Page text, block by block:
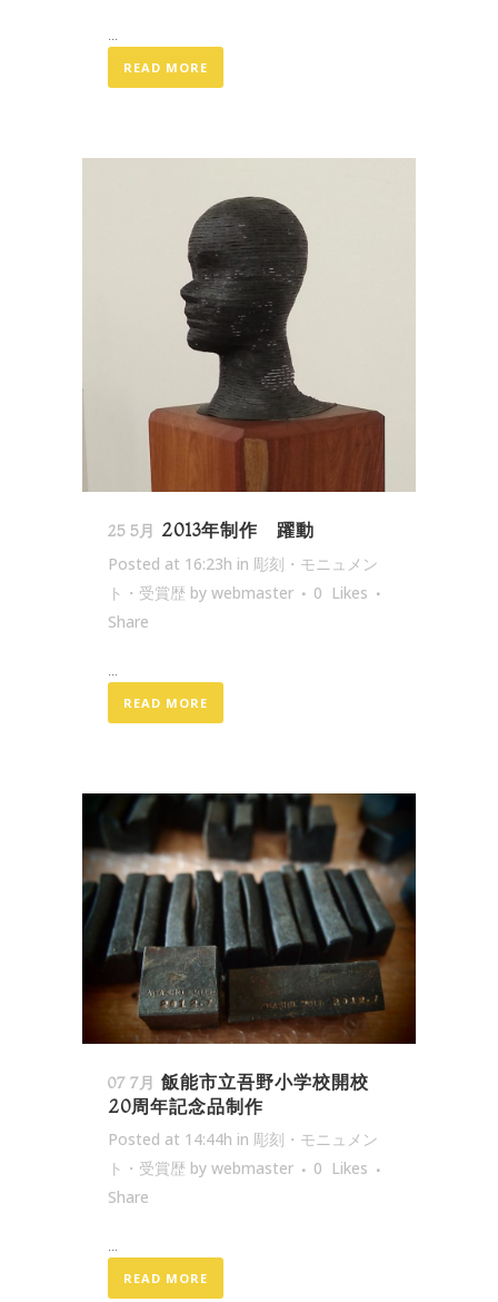
...
READ MORE
25 5月 2013年制作 躍動
Posted at 16:23h in 彫刻・モニュメン
ト・受賞歴 by webmaster 0 Likes
Share
READ MORE
07 7月 飯能市立吾野小学校開校
20周年記念品制作
Posted at 14:44h in 彫刻・モニュメン
ト・受賞歴 by webmaster 0 Likes
Share
...
READ MORE